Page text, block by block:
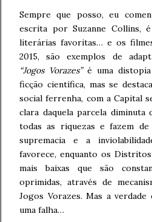
Sempre que posso, eu
escrita por Suzanne Collins,
literárias favoritas… e os
2015, são exemplos de
“Jogos Vorazes”é uma distopia
ficção científica, mas se
social ferrenha, com a Capital
clara daquela parcela diminuta
todas as riquezas e fazem
supremacia e a
favorece, enquanto os
mais baixas que são
oprimidas, através de
Jogos Vorazes. Mas a
uma falha…